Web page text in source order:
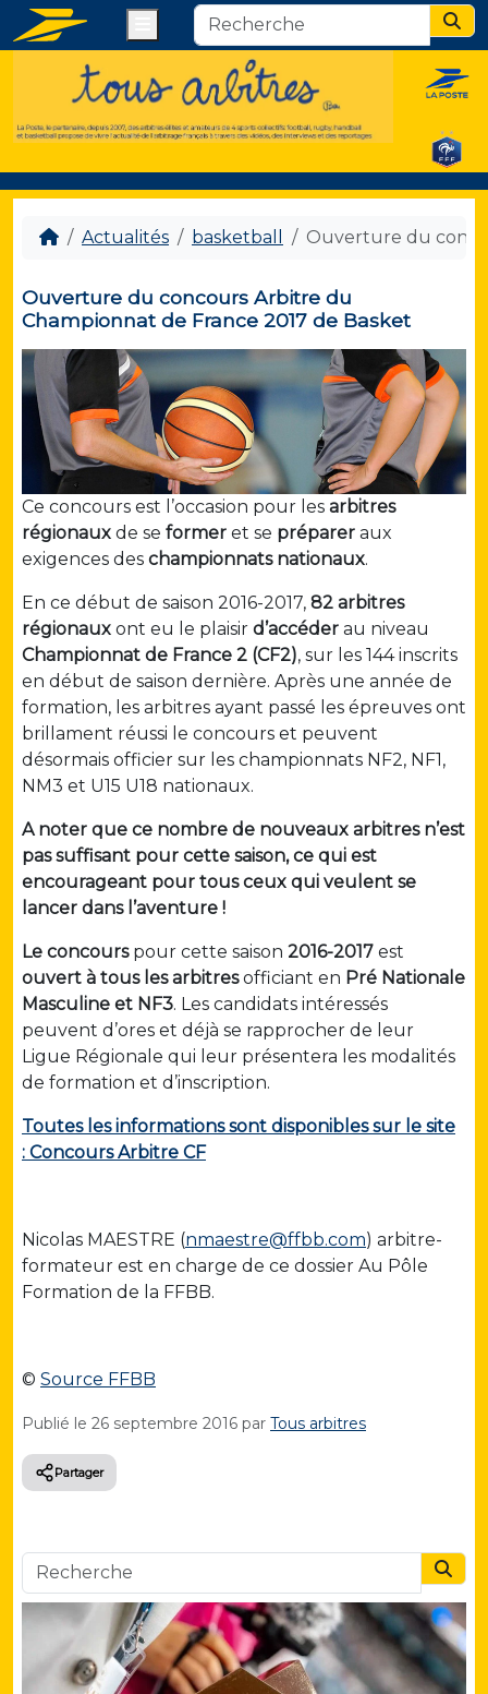
Actualités basketball Ouverture du
Ouverture du concours Arbitre du
Championnat de France 2017 de Basket
Ce concours est l’occasion pour les arbitres
régionaux de se former et se préparer aux
exigences des championnats nationaux.
En ce début de saison 2016-2017, 82 arbitres
régionaux ont eu le plaisir d’accéder au niveau
Championnat de France 2 (CF2), sur les 144 inscrits
en début de saison dernière. Après une année de
formation, les arbitres ayant passé les épreuves ont
brillament réussi le concours et peuvent
désormais officier sur les championnats NF2, NF1,
NM3 et U15 U18 nationaux.
A noter que ce nombre de nouveaux arbitres n’est
pas suffisant pour cette saison, ce qui est
encourageant pour tous ceux qui veulent se
lancer dans l’aventure !
Le concourspour cette saison 2016-2017 est
ouvert à tous les arbitresofficiant en Pré Nationale
Masculine et NF3. Les candidats intéressés
peuvent d’ores et déjà se rapprocher de leur
Ligue Régionale qui leur présentera les modalités
de formation et d’inscription.
Toutes les informations sont disponibles sur le site
: Concours Arbitre CF
Nicolas MAESTRE (nmaestre@ffbb.com) arbitre-
formateur est en charge de ce dossier Au Pôle
Formation de la FFBB.
© Source FFBB
Publié le 26 septembre 2016 par Tous arbitres
Partager